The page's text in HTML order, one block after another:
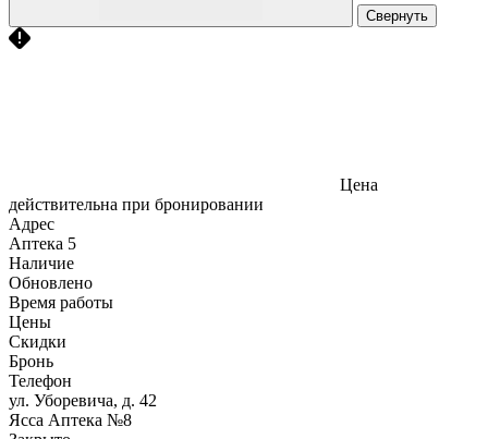
Свернуть
Цена
действительна при бронировании
Адрес
Аптека 5
Наличие
Обновлено
Время работы
Цены
Скидки
Бронь
Телефон
ул. Уборевича, д. 42
Ясса Аптека №8